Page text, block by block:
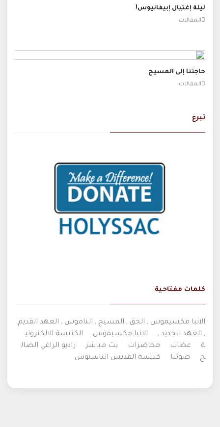
ليلة إغتيال إبيفانيوس!
المقالات
حاجتنا إلى المسيح
المقالات
تبرع
كلمات مفتاحية
الانبا مكسيموس , الحق , المسيح , الناموس , العهد القديم
, العهد الجديد ,
الانبا مكسيموس
الكنيسة الالكتروني
ة
عظات محاضرات بث مباشر
راديو الراعي الصال
ح
صوتنا كنيسة القديس اثناسيوس